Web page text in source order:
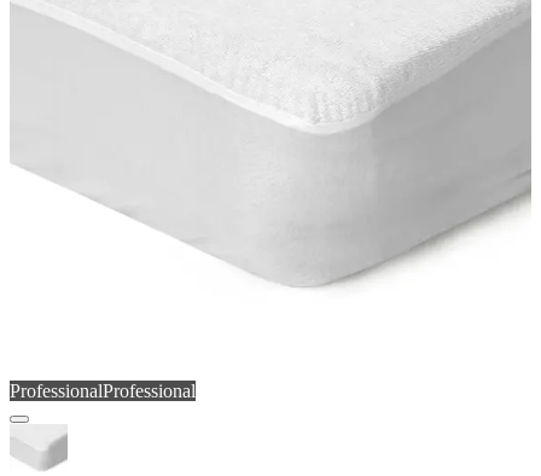
ProfessionalProfessional